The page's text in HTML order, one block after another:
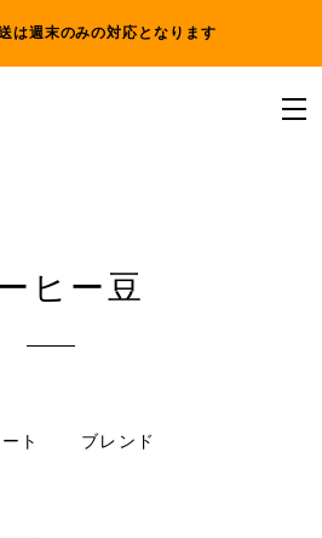
は週末のみの対応となります
ヒー豆
ト ブレンド